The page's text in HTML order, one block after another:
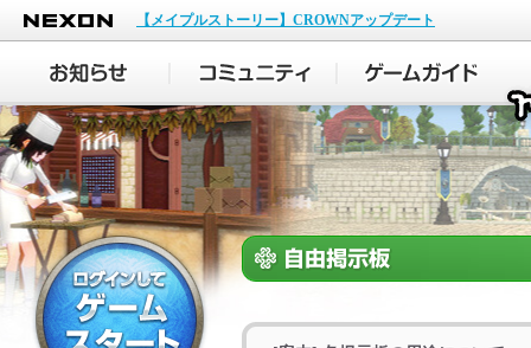
NEXON
【メイプルストーリー】CROWNアップデート